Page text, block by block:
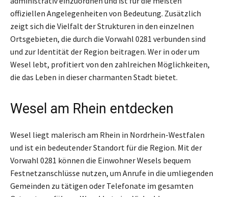
offiziellen Angelegenheiten von Bedeutung. Zusätzlich
zeigt sich die Vielfalt der Strukturen in den einzelnen
Ortsgebieten, die durch die Vorwahl 0281 verbunden sind
und zur Identität der Region beitragen. Wer in oder um
Wesel lebt, profitiert von den zahlreichen Möglichkeiten,
die das Leben in dieser charmanten Stadt bietet.
Wesel am Rhein entdecken
Wesel liegt malerisch am Rhein in Nordrhein-Westfalen
und ist ein bedeutender Standort für die Region. Mit der
Vorwahl 0281 können die Einwohner Wesels bequem
Festnetzanschlüsse nutzen, um Anrufe in die umliegenden
Gemeinden zu tätigen oder Telefonate im gesamten